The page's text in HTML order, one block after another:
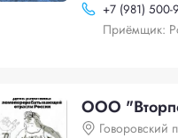
+7 (981) 500-
Приёмщик:
ООО
Говоровский